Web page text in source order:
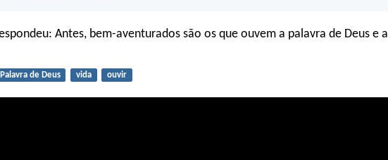
Antes, bem-aventurados são os que ouvem a palavra de Deus e a
Palavra de Deus vida ouvir